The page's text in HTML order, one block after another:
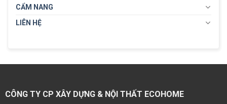
CẨM NANG
LIÊN HỆ
CÔNG TY CP XÂY DỰNG & NỘI THẤT ECOHOME